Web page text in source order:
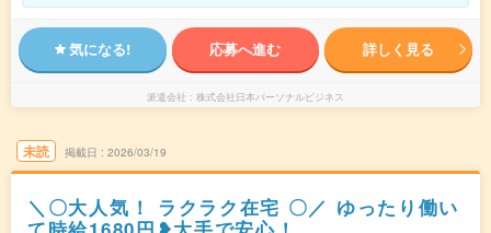
気になる! 応募へ進む 詳しく見る
派遣会社 株式会社日本パーソナルビジネス
未読 掲載日 2026/03/19
＼〇大人気！ ラクラク在宅 〇／ ゆったり働い